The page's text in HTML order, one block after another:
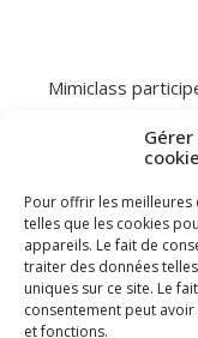
Pour offrir les meilleures
telles que les cookies
appareils. Le fait de
traiter des données
uniques sur ce site. Le
consentement peut
et fonctions.
Mimiclass
permettre à des
versAmazon.fr